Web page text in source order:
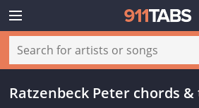
Ratzenbeck Peter chords &